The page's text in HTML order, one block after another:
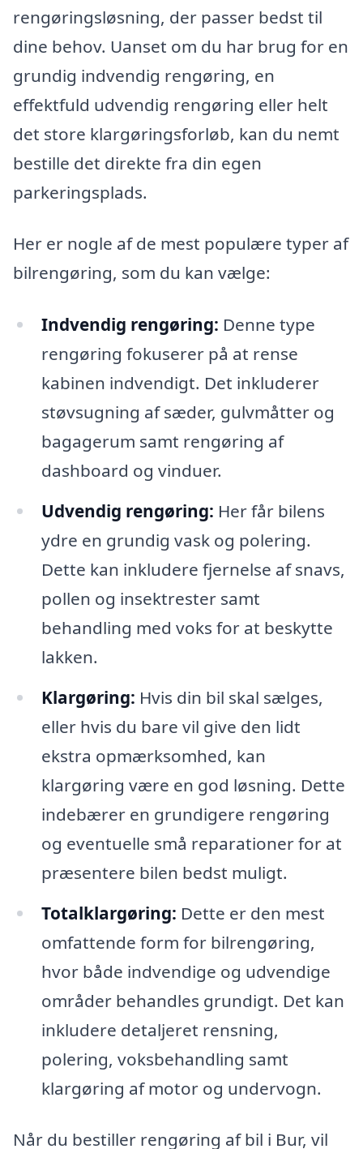
rengøringsløsning, der passer bedst til
dine behov. Uanset om du har brug for en
grundig indvendig rengøring, en
effektfuld udvendig rengøring eller helt
det store klargøringsforløb, kan du nemt
bestille det direkte fra din egen
parkeringsplads.
Her er nogle af de mest populære typer af
bilrengøring, som du kan vælge:
Indvendig rengøring: Denne type
rengøring fokuserer på at rense
kabinen indvendigt. Det inkluderer
støvsugning af sæder, gulvmåtter og
bagagerum samt rengøring af
dashboard og vinduer.
Udvendig rengøring: Her får bilens
ydre en grundig vask og polering.
Dette kan inkludere fjernelse af snavs,
pollen og insektrester samt
behandling med voks for at beskytte
lakken.
Klargøring: Hvis din bil skal sælges,
eller hvis du bare vil give den lidt
ekstra opmærksomhed, kan
klargøring være en god løsning. Dette
indebærer en grundigere rengøring
og eventuelle små reparationer for at
præsentere bilen bedst muligt.
Totalklargøring: Dette er den mest
omfattende form for bilrengøring,
hvor både indvendige og udvendige
områder behandles grundigt. Det kan
inkludere detaljeret rensning,
polering, voksbehandling samt
klargøring af motor og undervogn.
Når du bestiller rengøring af bil i Bur, vil